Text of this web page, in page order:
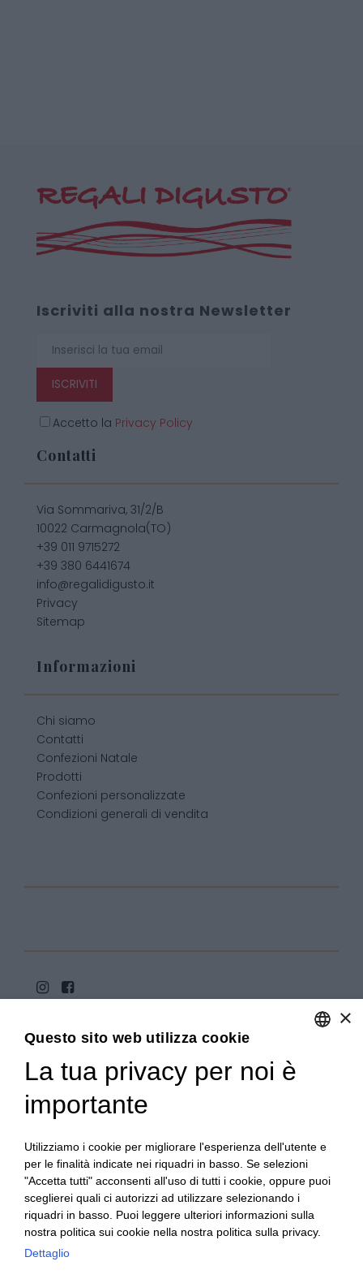
Iscriviti alla nostra Newsletter
ISCRIVITI
Accetto la Privacy Policy
Contatti
Via Sommariva, 31/2/B
10022 Carmagnola(TO)
+39 011 9715272
+39 380 6441674
info@regalidigusto.it
Privacy
Sitemap
Informazioni
Chi siamo
Contatti
Confezioni Natale
Prodotti
Confezioni personalizzate
Condizioni generali di vendita
Copyright 2020© Regali Digusto è un marchio di Olio
10022 Carmagnola (TO) - PIVA 07980320019
Creato da:etinet.it
×
Questo sito web utilizza cookie
La tua privacy per noi è
importante
Utilizziamo i cookie per migliorare l'esperienza dell'utente e
per le finalità indicate nei riquadri in basso. Se selezioni
"Accetta tutti" acconsenti all'uso di tutti i cookie, oppure puoi
sceglierei quali ci autorizzi ad utilizzare selezionando i
riquadri in basso. Puoi leggere ulteriori informazioni sulla
nostra politica sui cookie nella nostra politica sulla privacy.
Dettaglio